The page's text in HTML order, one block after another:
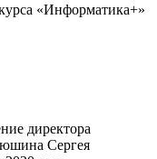
«Информатика+»
директора
Сергея